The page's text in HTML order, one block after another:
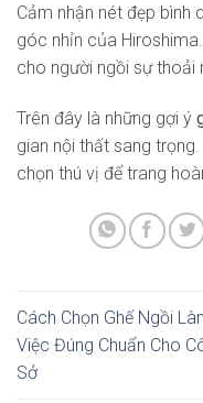
Cảm nhận nét đẹp
góc nhỉn của
cho người ngồi sự thoải
Trên đây là những gợi ý
gian nội thất sang
chọn thú vị để trang
Cách Chọn Ghế Ngồi
Việc Đúng Chuẩn Cho
Sở